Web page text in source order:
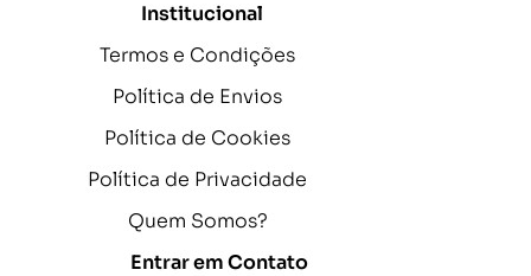
Institucional
Termos e Condições
Política de Envios
Política de Cookies
Política de Privacidade
Quem Somos?
Entrar em Contato